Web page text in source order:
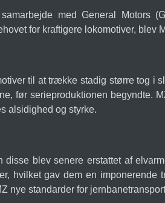
med General Motors
for kraftigere lokomotiver,
til at trække stadig større tog i
før serieproduktionen begyndte.
alsidighed og styrke.
blev senere erstattet af
hvilket gav dem en
nye standarder for